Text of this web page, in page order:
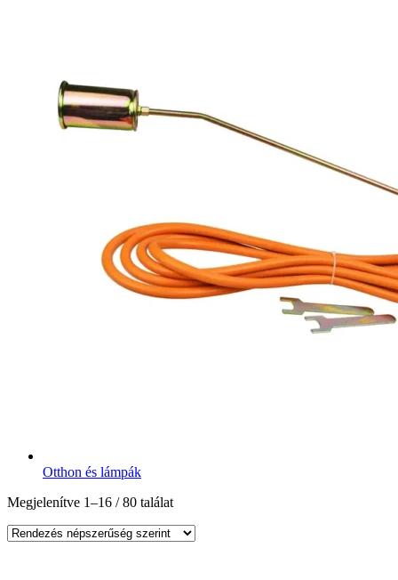
Otthon és lámpák
Megjelenítve 1–16 / 80 találat